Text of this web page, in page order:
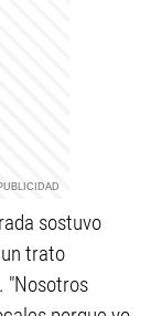
sostuvo
trato
. "Nosotros